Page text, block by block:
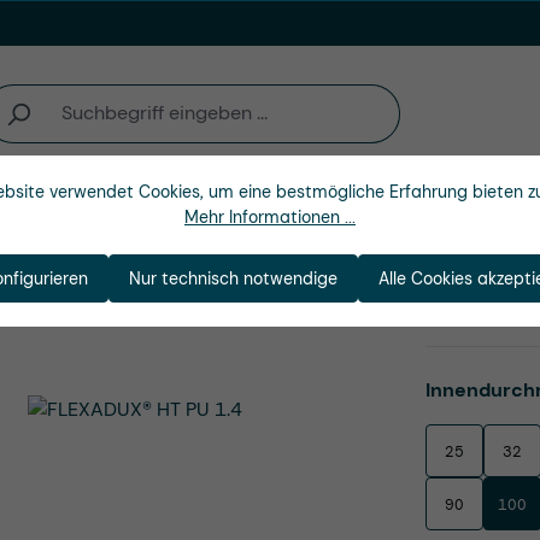
Unternehmen
25 32
90 100
verwendet Cookies, um eine bestmögliche Erfahrung bieten
Mehr Informationen ...
Nur technisch notwendige Alle Cookies